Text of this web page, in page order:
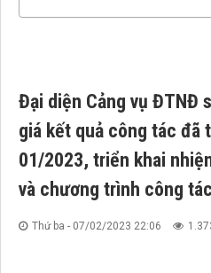
Đại diện Cảng vụ ĐTNĐ
giá kết quả công tác đã
01/2023, triển khai
và chương trình công
Thứ ba - 07/02/2023 22:06